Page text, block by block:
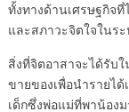
ทั้งทางด้านเศรษฐกิจ
และสภาวะจิตใจในร
สิ่งที่จิตอาสาจะได้รับ
ขายของเพื่อนำรายไ
เด็กซึ่งพ่อแม่ที่พาน้อง